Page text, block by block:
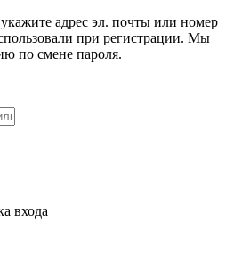
адрес эл. почты или номер
при регистрации. Мы
по смене пароля.